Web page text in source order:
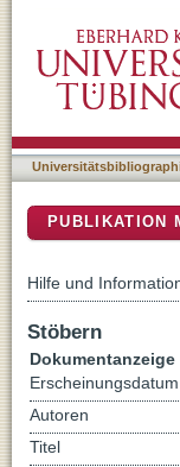
PUBLIKATION
Hilfe und
Stöbern
Dokumentanzeige
Erscheinungsdatum
Autoren
Titel